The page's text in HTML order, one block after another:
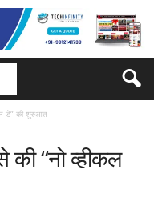
डे” की शुरुआत
“नो व्हीकल